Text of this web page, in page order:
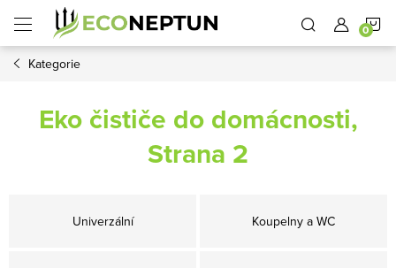
obsah
Kategorie
Eko čističe do domácnosti,
Strana 2
Univerzální Koupelny a WC